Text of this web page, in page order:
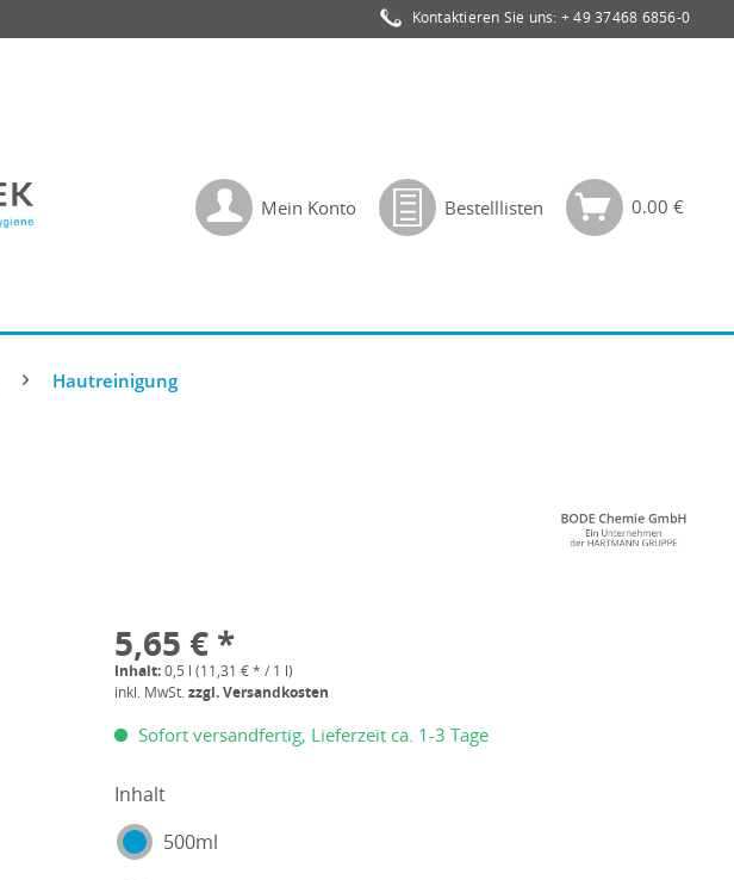
Kontaktieren Sie uns: + 49 37468 6856-0
Mein Konto Bestelllisten 0,00 €
Hautreinigung
5,65 € *
Inhalt:0,5 l (11,31 € * / 1 l)
inkl. MwSt.zzgl. Versandkosten
Sofort versandfertig, Lieferzeit ca. 1-3 Tage
Inhalt
500ml